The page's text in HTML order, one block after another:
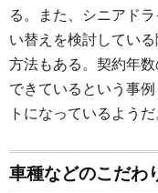
る。また、シニアド
い替えを検討してい
方法もある。契約年
できているという事
トになっているようだ
車種などのこだわ